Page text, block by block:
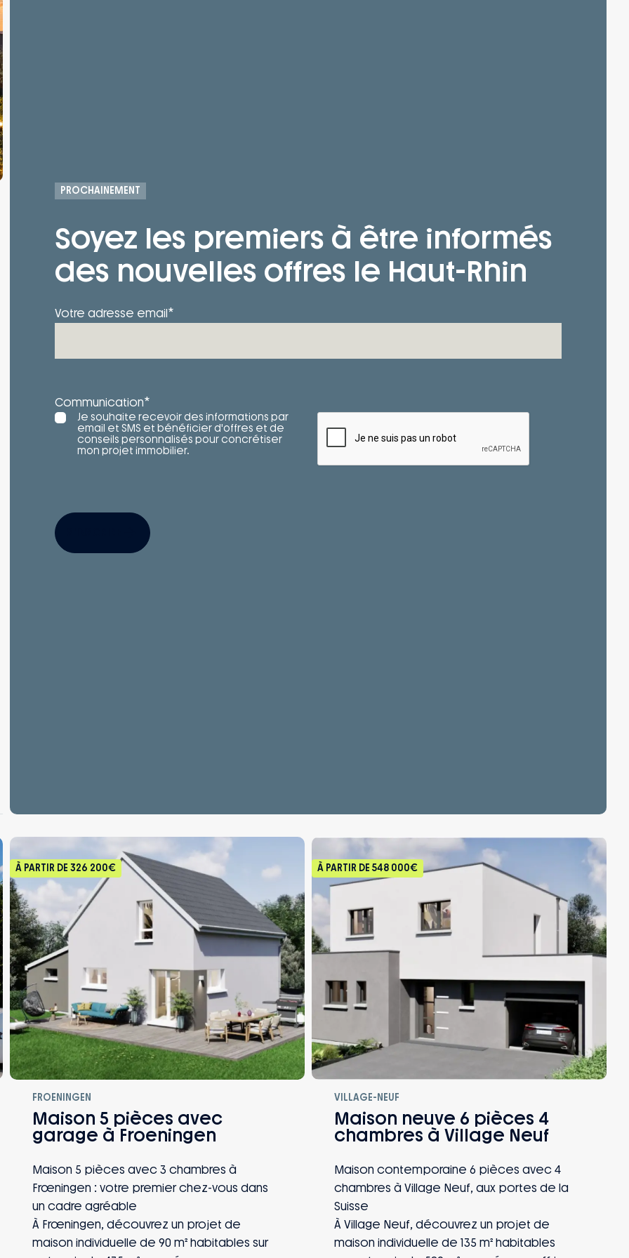
PROCHAINEMENT
Soyez les premiers à être informés
des nouvelles offres le Haut-Rhin
Votre adresse email*
Communication*
Je souhaite recevoir des informations par
email et SMS et bénéficier d'offres et de
conseils personnalisés pour concrétiser
mon projet immobilier.
À PARTIR DE 326 200€
FROENINGEN
Maison 5 pièces avec
garage à Froeningen
Maison 5 pièces avec 3 chambres à
Frœningen : votre premier chez-vous dans
un cadre agréable
À Frœningen, découvrez un projet de
maison individuelle de 90 m² habitables sur
À PARTIR DE 548 000€
VILLAGE-NEUF
Maison neuve 6 pièces 4
chambres à Village Neuf
Maison contemporaine 6 pièces avec 4
chambres à Village Neuf, aux portes de la
Suisse
À Village Neuf, découvrez un projet de
maison individuelle de 135 m² habitables